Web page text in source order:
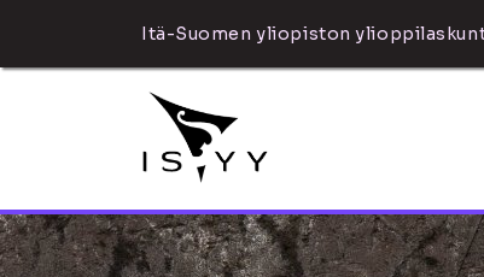
Itä-Suomen yliopiston